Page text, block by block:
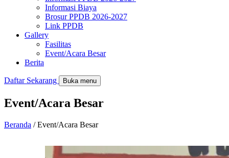
Informasi Biaya
Brosur PPDB 2026-2027
Link PPDB
Gallery
Fasilitas
Event/Acara Besar
Berita
Daftar Sekarang Buka menu
Event/Acara Besar
Beranda / Event/Acara Besar